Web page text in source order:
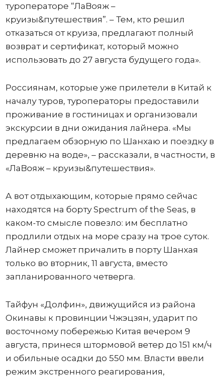
туроператоре “ЛаВояж –
круизы&путешествия”. – Тем, кто решил
отказаться от круиза, предлагают полный
возврат и сертификат, который можно
использовать до 27 августа будущего года».
Россиянам, которые уже прилетели в Китай к
началу туров, туроператоры предоставили
проживание в гостиницах и организовали
экскурсии в дни ожидания лайнера. «Мы
предлагаем обзорную по Шанхаю и поездку в
деревню на воде», – рассказали, в частности, в
«ЛаВояж – круизы&путешествия».
А вот отдыхающим, которые прямо сейчас
находятся на борту Spectrum of the Seas, в
каком-то смысле повезло: им бесплатно
продлили отдых на море сразу на трое суток.
Лайнер сможет причалить в порту Шанхая
только во вторник, 11 августа, вместо
запланированного четверга.
Тайфун «Долфин», движущийся из района
Окинавы к провинции Чжэцзян, ударит по
восточному побережью Китая вечером 9
августа, принеся штормовой ветер до 151 км/ч
и обильные осадки до 550 мм. Власти ввели
режим экстренного реагирования,